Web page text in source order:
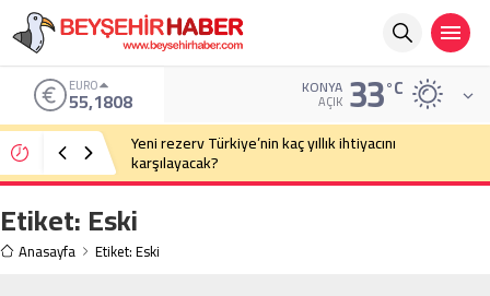
EURO
55,1808 KONYA
AÇIK 33°C
Yeni rezerv Türkiye’nin kaç yıllık ihtiyacını
karşılayacak?
Etiket:Eski
Anasayfa Etiket: Eski